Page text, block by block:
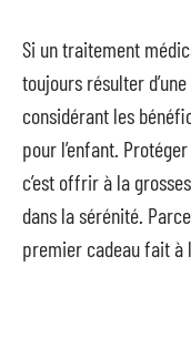
Si un traitement
toujours résulter
considérant les
pour l’enfant.
c’est offrir à la
dans la sérénité.
premier cadeau fait à